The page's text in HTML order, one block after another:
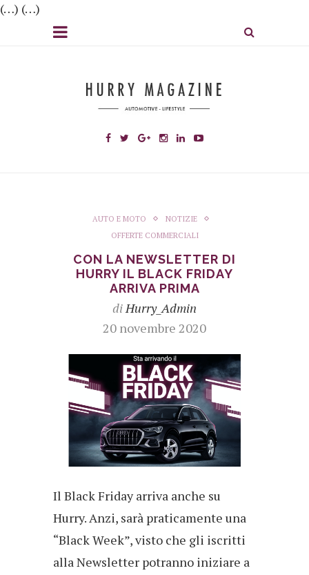
(…) (…)
AUTO E MOTO
NOTIZIE
OFFERTE COMMERCIALI
CON LA NEWSLETTER DI
HURRY IL BLACK FRIDAY
ARRIVA PRIMA
diHurry_Admin
20 novembre 2020
Il Black Friday arriva anche su
Hurry. Anzi, sarà praticamente una
“Black Week”, visto che gli iscritti
alla Newsletter potranno iniziare a